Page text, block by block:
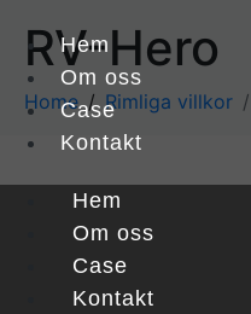
Hem
Om oss
Case
Kontakt
Hem
Om oss
Case
Kontakt
RV-Hero
Home Rimliga villkor